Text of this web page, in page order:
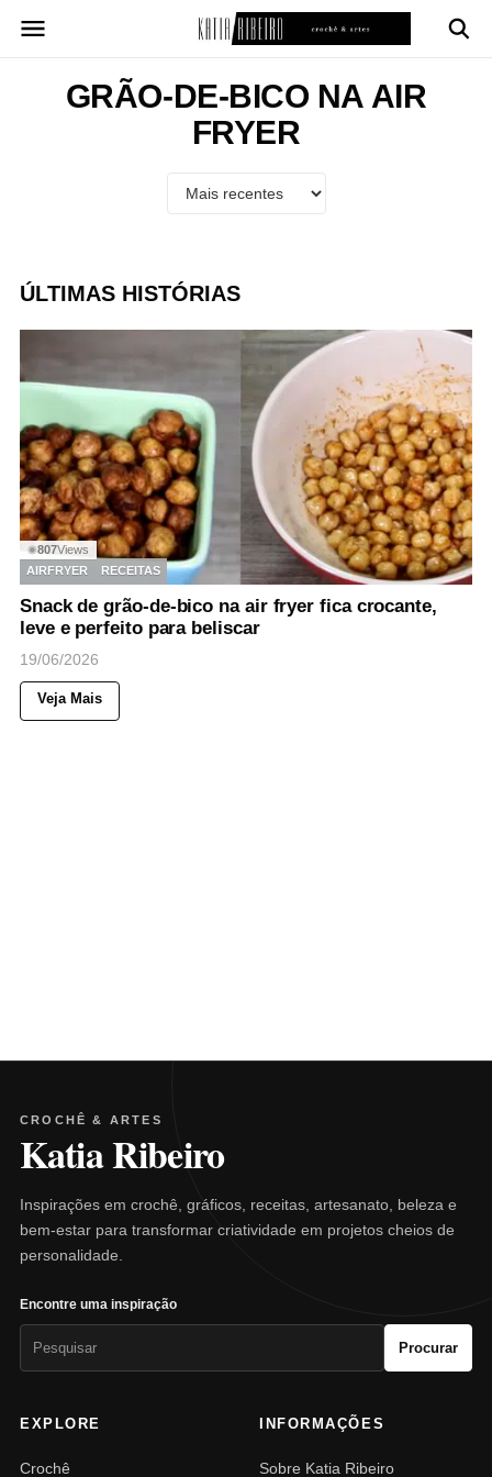
para
conteúdoGRÃO-DE-BICO NA AIR
FRYER
ÚLTIMAS HISTÓRIAS
◉807Views
AIRFRYER
RECEITAS
Snack de grão-de-bico na air fryer fica crocante,
leve e perfeito para beliscar
19/06/2026
Veja Mais
CROCHÊ & ARTES
Katia Ribeiro
Inspirações em crochê, gráficos, receitas, artesanato, beleza e
bem-estar para transformar criatividade em projetos cheios de
personalidade.
Encontre uma inspiração
Procurar
EXPLORE
Crochê
INFORMAÇÕES
Sobre Katia Ribeiro